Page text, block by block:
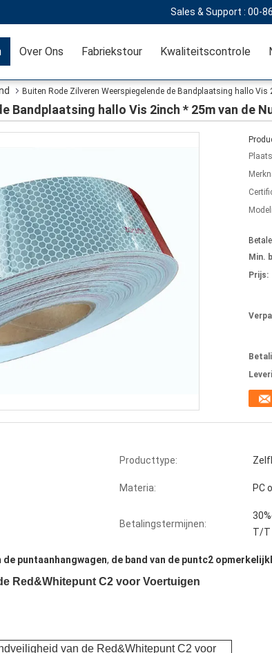
Sales & Support : 00-
Over Ons Fabriekstour Kwaliteitscontrole
Buiten Rode Zilveren Weerspiegelende de Bandplaatsing hallo
Bandplaatsing hallo Vis 2inch * 25m van de
Min.
Prijs:
Producttype:
Materia: PC
Betalingstermijnen:
T/T
puntaanhangwagen, de band van de puntc2
Red&Whitepunt C2 voor Voertuigen
van de Red&Whitepunt C2 voor